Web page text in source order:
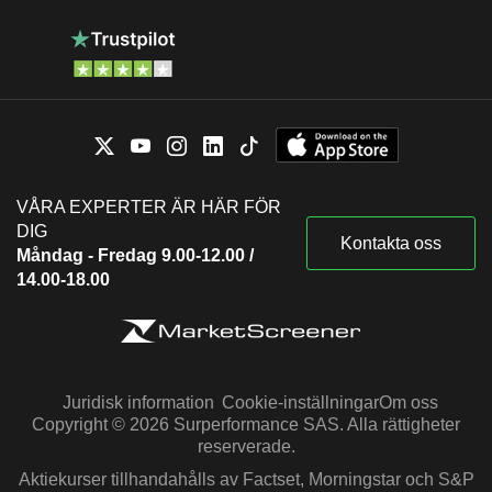
VÅRA EXPERTER ÄR HÄR FÖR
DIG
Måndag - Fredag 9.00-12.00 /
14.00-18.00
Kontakta oss
Juridisk information Cookie-inställningarOm oss
Copyright © 2026 Surperformance SAS. Alla rättigheter
reserverade.
Aktiekurser tillhandahålls av Factset, Morningstar och S&P